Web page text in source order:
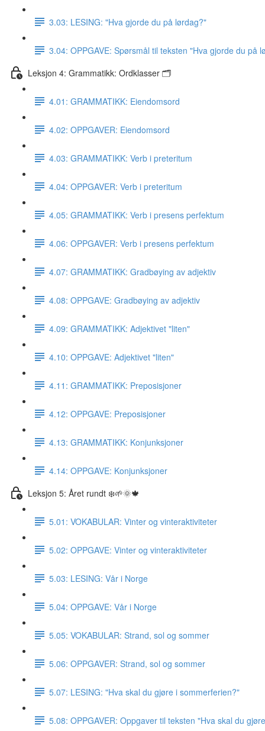
3.03: LESING: "Hva gjorde du på lørdag?"
3.04: OPPGAVE: Spørsmål til teksten "Hva gjorde du på
Leksjon 4: Grammatikk: Ordklasser 🗂
4.01: GRAMMATIKK: Eiendomsord
4.02: OPPGAVER: Eiendomsord
4.03: GRAMMATIKK: Verb i preteritum
4.04: OPPGAVER: Verb i preteritum
4.05: GRAMMATIKK: Verb i presens perfektum
4.06: OPPGAVER: Verb i presens perfektum
4.07: GRAMMATIKK: Gradbøying av adjektiv
4.08: OPPGAVE: Gradbøying av adjektiv
4.09: GRAMMATIKK: Adjektivet "liten"
4.10: OPPGAVE: Adjektivet "liten"
4.11: GRAMMATIKK: Preposisjoner
4.12: OPPGAVE: Preposisjoner
4.13: GRAMMATIKK: Konjunksjoner
4.14: OPPGAVE: Konjunksjoner
Leksjon 5: Året rundt ❄️🌱🌞🍁
5.01: VOKABULAR: Vinter og vinteraktiviteter
5.02: OPPGAVE: Vinter og vinteraktiviteter
5.03: LESING: Vår i Norge
5.04: OPPGAVE: Vår i Norge
5.05: VOKABULAR: Strand, sol og sommer
5.06: OPPGAVER: Strand, sol og sommer
5.07: LESING: "Hva skal du gjøre i sommerferien?"
5.08: OPPGAVER: Oppgaver til teksten "Hva skal du